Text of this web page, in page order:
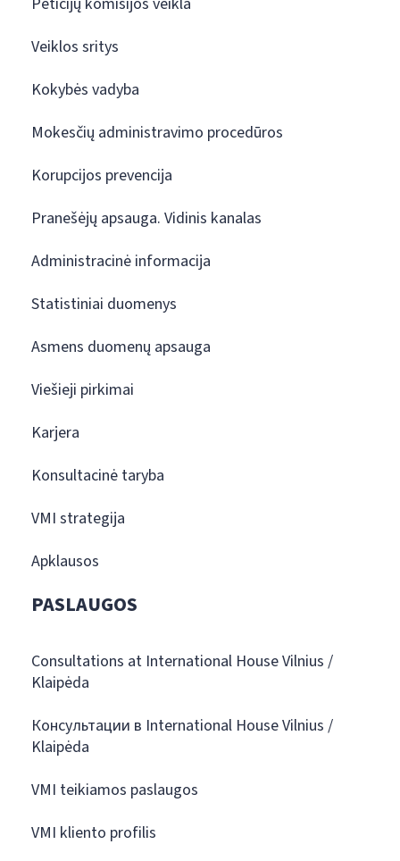
Veiklos sritys
Kokybės vadyba
Mokesčių administravimo procedūros
Korupcijos prevencija
Pranešėjų apsauga. Vidinis kanalas
Administracinė informacija
Statistiniai duomenys
Asmens duomenų apsauga
Viešieji pirkimai
Karjera
Konsultacinė taryba
VMI strategija
Apklausos
PASLAUGOS
Consultations at International House Vilnius /
Klaipėda
Консультации в International House Vilnius /
Klaipėda
VMI teikiamos paslaugos
VMI kliento profilis